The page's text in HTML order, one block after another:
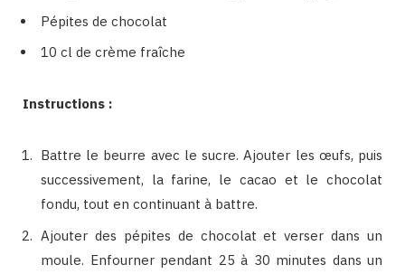
Pépites de chocolat
10 cl de crème fraîche
Instructions :
Battre le beurre avec le sucre. Ajouter les œufs, puis
successivement, la farine, le cacao et le chocolat
fondu, tout en continuant à battre.
Ajouter des pépites de chocolat et verser dans un
moule. Enfourner pendant 25 à 30 minutes dans un